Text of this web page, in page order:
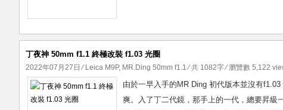
夜
丁夜神 50mm f1.1 終極改裝 f1.03 光圈
2022年07月27日 ⁄ Leica M9P, MR.Ding 50mm f1.1⁄ 共 1082字 ⁄ 瀏覽數 5,122
由於一早入手的MR Ding 初代版本並沒有
爽。入了丁二代鏡，那手上的一代，總要昇級